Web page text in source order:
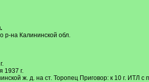
р-на Калининской обл.
1937 г.
ж. д. на ст. Торопец Приговор: к 10 г. ИТЛ с